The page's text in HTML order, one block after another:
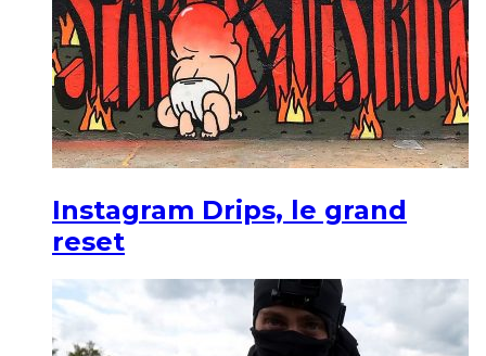
Instagram Drips, le grand
reset